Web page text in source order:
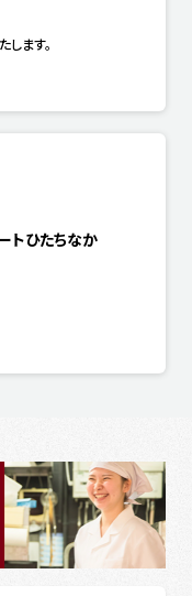
ます。
トひたちなか